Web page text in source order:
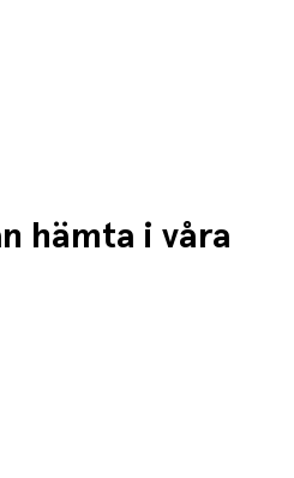
hämta i våra